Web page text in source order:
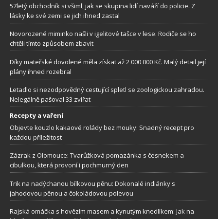
57letý obchodník si všiml, jak se skupina lidí naváží do policie. Z
lásky ke své zemi se jich ihned zastal
Novorozené miminko našli v igelitové tašce v lese. Rodiče se ho
chtěli tímto způsobem zbavit
Díky mateřské dovolené měla získat až 2 000 000 Kč. Malý detail její
plány ihned rozebral
Letadlo si nezodpovědný cestující spletl se zoologickou zahradou.
Nelegálně pašoval 33 zvířat
Recepty a vaření
Objevte kouzlo kakaové rolády bez mouky: Snadný recept pro
každou příležitost
Zázrak z Olomouce: Tvarůžková pomazánka s česnekem a
cibulkou, která provoní i pochmurný den
Trik na nadýchanou bílkovou pěnu: Dokonalé indiánky s
jahodovou pěnou a čokoládovou polevou
Rajská omáčka s hovězím masem a kynutým knedlíkem: Jak na